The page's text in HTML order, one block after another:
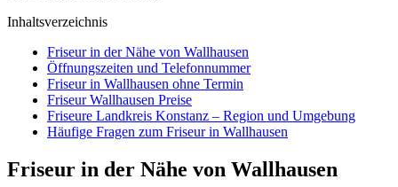
Inhaltsverzeichnis
Friseur in der Nähe von Wallhausen
Öffnungszeiten und Telefonnummer
Friseur in Wallhausen ohne Termin
Friseur Wallhausen Preise
Friseure Landkreis Konstanz – Region und Umgebung
Häufige Fragen zum Friseur in Wallhausen
Friseur in der Nähe von Wallhausen